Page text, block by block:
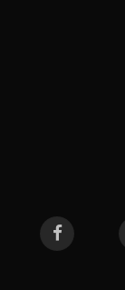
Facebook